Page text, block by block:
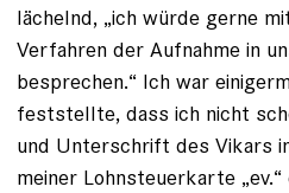
lächelnd, „ich würde gerne
Verfahren der Auf­nahme in
besprechen.“ Ich war
feststellte, dass ich nicht
und Unterschrift des Vikars
meiner Lohnsteuerkarte